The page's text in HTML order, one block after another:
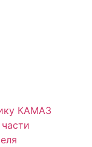
КАМАЗ